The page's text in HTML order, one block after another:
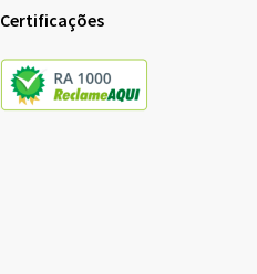
Certificações